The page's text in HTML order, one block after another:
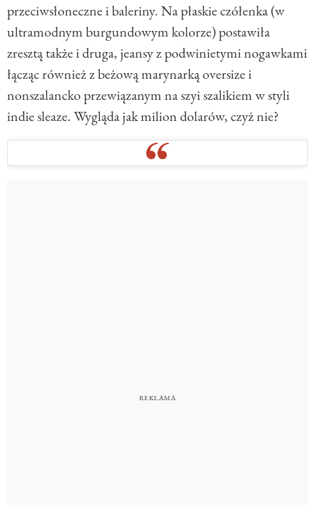
przeciwsłoneczne i baleriny. Na płaskie czółenka (w
ultramodnym burgundowym kolorze) postawiła
zresztą także i druga, jeansy z podwinietymi nogawkami
łącząc również z beżową marynarką oversize i
nonszalancko przewiązanym na szyi szalikiem w styli
indie sleaze. Wygląda jak milion dolarów, czyż nie?